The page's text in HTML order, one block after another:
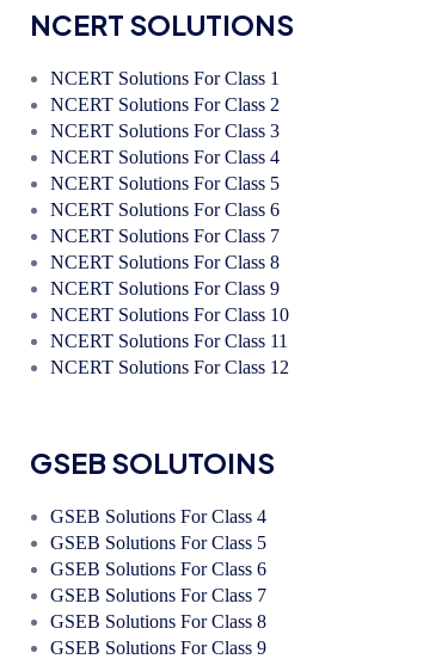
NCERT SOLUTIONS
NCERT Solutions For Class 1
NCERT Solutions For Class 2
NCERT Solutions For Class 3
NCERT Solutions For Class 4
NCERT Solutions For Class 5
NCERT Solutions For Class 6
NCERT Solutions For Class 7
NCERT Solutions For Class 8
NCERT Solutions For Class 9
NCERT Solutions For Class 10
NCERT Solutions For Class 11
NCERT Solutions For Class 12
GSEB SOLUTOINS
GSEB Solutions For Class 4
GSEB Solutions For Class 5
GSEB Solutions For Class 6
GSEB Solutions For Class 7
GSEB Solutions For Class 8
GSEB Solutions For Class 9